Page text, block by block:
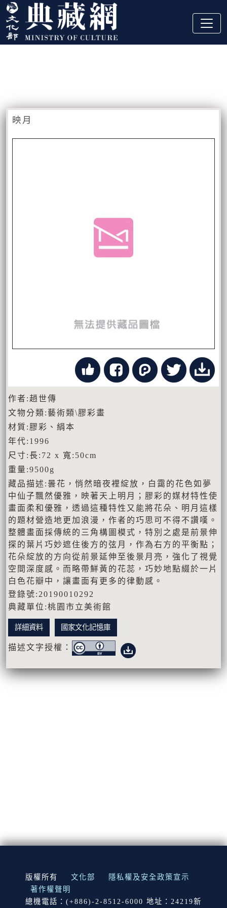
跳到主要內容
:::
映月
作者:趙世傳
文物分類:藝術類\膠彩畫
材質:膠彩、絹本
年代:1996
尺寸:長:72 x 寬:50cm
重量:9500g
藏品描述:曇花，悄然暗夜裡綻放，白靄的花色如夢
中仙子飄然優雅，映著天上明月；膠彩的媒材特性使
畫面柔和優雅，透過這種特性又能將花朵、明月這樣
的題材營造地更加浪漫，作者的巧思可不得不讚嘆。
整體畫面採傳統的三角構圖模式，特別之處是前景伸
探的葉片巧妙遮住後方的弦月，作為右方的平衡點；
花朵綻放的方向從前景延伸至後景月亮，強化了視覺
空間深度感。而略帶鮮黃的花蕊，巧妙地點綴於一片
白色花瓣中，讓畫面有更多的律動感。
登錄號:20190010292
典藏單位:桃園市立美術館
詳細資料 國家文化記憶庫
描述文字授權：
:::
版權所有 文化部
隱私權及安全政策宣示
著作權聲明
總機電話：(+886)-2-8512-6000 地址：24219新